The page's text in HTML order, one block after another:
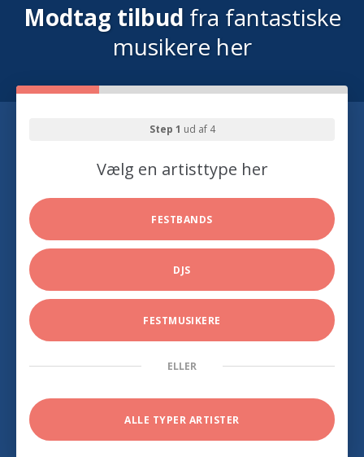
Modtag tilbud fra fantastiske
musikere her
Step 1 ud af 4
Vælg en artisttype her
FESTBANDS
DJS
FESTMUSIKERE
ELLER
ALLE TYPER ARTISTER